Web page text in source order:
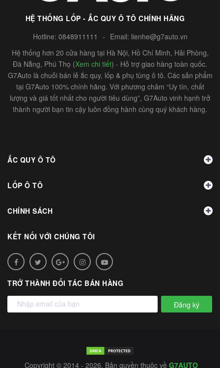
HỆ THỐNG LỐP - ẮC QUY Ô TÔ CHÍNH HÃNG
Hotline: 0848911111 - Email: lienhe@g7auto.vn
Hệ thống hơn 20 cửa hàng tại Hà Nội, Hồ Chí Minh, Hải Phòng,
Đà Nẵng, Phú Thọ (Xem chi tiết) - Hỗ trợ giao hàng toàn quốc.
G7Auto là chuỗi bán lẻ ắc quy, lốp & phụ tùng ô tô. Các sản phẩm
tại G7Auto 100% chính hãng. Với phương châm “Uy tín, chất
lượng và giá tốt nhất cho người tiêu dùng”, G7Auto vinh hạnh trở
thành người bạn tin cậy luôn đồng hành cùng quý khách hàng.
ẮC QUY Ô TÔ
LỐP Ô TÔ
CHÍNH SÁCH
KẾT NỐI VỚI CHÚNG TÔI
TRỞ THÀNH ĐỐI TÁC BÁN HÀNG
Đăng ký
Copyright © 2014 - 2026. Bản quyền thuộc về G7AUTO